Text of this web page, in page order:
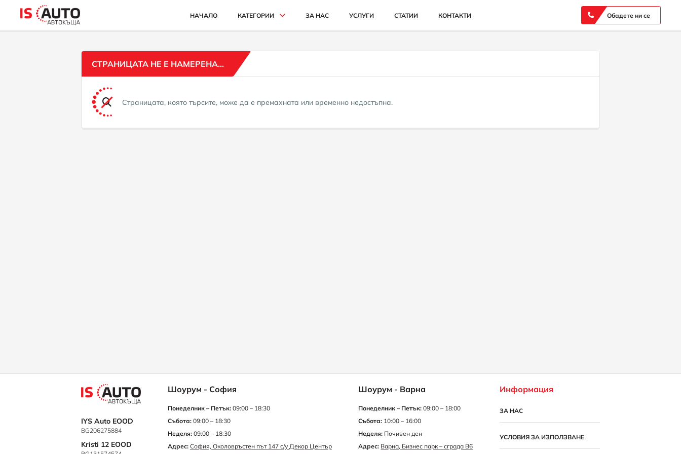
НАЧАЛО КАТЕГОРИИ
АВТОМОБИЛИ И ДЖИПОВЕ
СЕЛСКОСТОПАНСКИ
ЗА НАС УСЛУГИ СТАТИИ КОНТАКТИ Обадете ни се
СТРАНИЦАТА НЕ Е НАМЕРЕНА...
Страницата, която търсите, може да е премахната или временно недостъпна.
IYS Auto EOOD
BG206275884
Kristi 12 EOOD
Шоурум - София
Понеделник – Петък:09:00 – 18:30
Събота:09:00 – 18:30
Неделя:09:00 – 18:30
Адрес: София, Околовръстен път 147 с/у Декор Център
Шоурум - Варна
Понеделник – Петък: 09:00 – 18:00
Събота: 10:00 – 16:00
Неделя: Почивен ден
Адрес: Варна, Бизнес парк – сграда B6
Информация
ЗА НАС
УСЛОВИЯ ЗА ИЗПОЛЗВАНЕ